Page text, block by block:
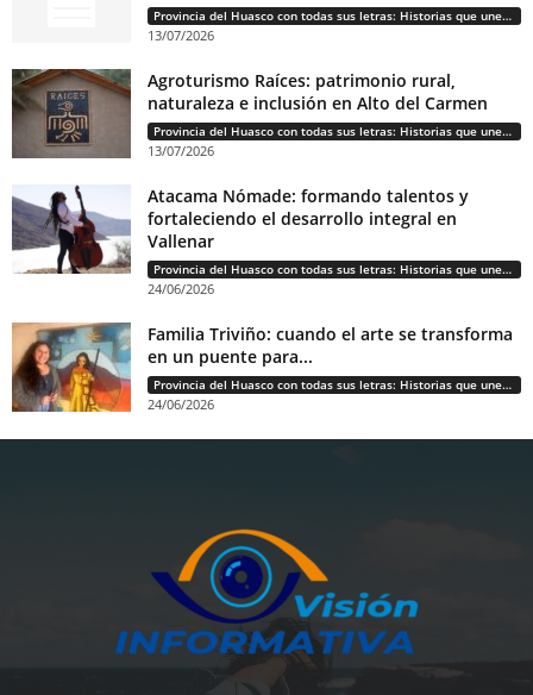
Provincia del Huasco con todas sus letras: Historias que unen cultura, diversidad e identidad
13/07/2026
Agroturismo Raíces: patrimonio rural,
naturaleza e inclusión en Alto del Carmen
Provincia del Huasco con todas sus letras: Historias que unen cultura, diversidad e identidad
13/07/2026
Atacama Nómade: formando talentos y
fortaleciendo el desarrollo integral en
Vallenar
Provincia del Huasco con todas sus letras: Historias que unen cultura, diversidad e identidad
24/06/2026
Familia Triviño: cuando el arte se transforma
en un puente para...
Provincia del Huasco con todas sus letras: Historias que unen cultura, diversidad e identidad
24/06/2026